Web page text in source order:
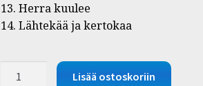
13. Herra kuulee
14. Lähtekää ja kertokaa
Lisää ostoskoriin